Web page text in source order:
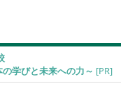
学びと未来への力～ [PR]